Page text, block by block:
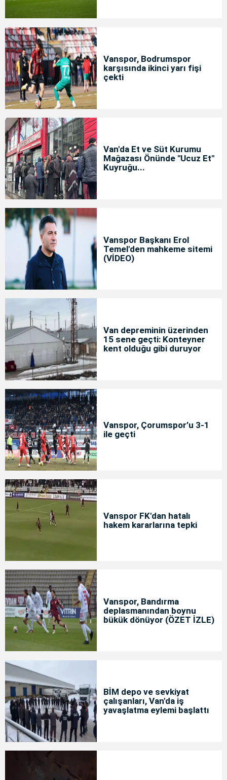
Vanspor, Bodrumspor
karşısında ikinci yarı fişi
çekti
Van'da Et ve Süt Kurumu
Mağazası Önünde "Ucuz Et"
Kuyruğu...
Vanspor Başkanı Erol
Temel'den mahkeme sitemi
(VİDEO)
Van depreminin üzerinden
15 sene geçti: Konteyner
kent olduğu gibi duruyor
Vanspor, Çorumspor’u 3-1
ile geçti
Vanspor FK'dan hatalı
hakem kararlarına tepki
Vanspor, Bandırma
deplasmanından boynu
bükük dönüyor (ÖZET İZLE)
BİM depo ve sevkiyat
çalışanları, Van'da iş
yavaşlatma eylemi başlattı